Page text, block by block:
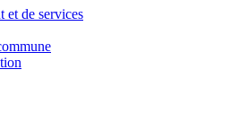
et de services